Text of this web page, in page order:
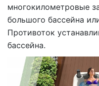
многокилометровые
большого бассейна
Противоток
бассейна.